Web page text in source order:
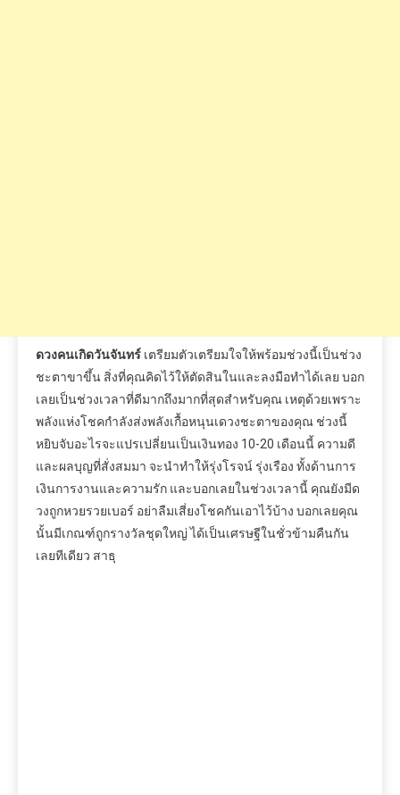
ดวงคนเกิดวันจันทร์ เตรียมตัวเตรียมใจให้พร้อมช่วงนี้เป็นช่วง
ชะตาขาขึ้น สิ่งที่คุณคิดไว้ให้ตัดสินในและลงมือทำได้เลย บอก
เลยเป็นช่วงเวลาที่ดีมากถึงมากที่สุดสำหรับคุณ เหตุด้วยเพราะ
พลังแห่งโชคกำลังส่งพลังเกื้อหนุนเดวงชะตาของคุณ ช่วงนี้
หยิบจับอะไรจะแปรเปลี่ยนเป็นเงินทอง 10-20 เดือนนี้ ความดี
และผลบุญที่สั่งสมมา จะนำทำให้รุ่งโรจน์ รุ่งเรือง ทั้งด้านการ
เงินการงานและความรัก และบอกเลยในช่วงเวลานี้ คุณยังมีด
วงถูกหวยรวยเบอร์ อย่าลืมเสี่ยงโชคกันเอาไว้บ้าง บอกเลยคุณ
นั้นมีเกณฑ์ถูกรางวัลชุดใหญ่ ได้เป็นเศรษฐีในชั่วข้ามคืนกัน
เลยทีเดียว สาธุ